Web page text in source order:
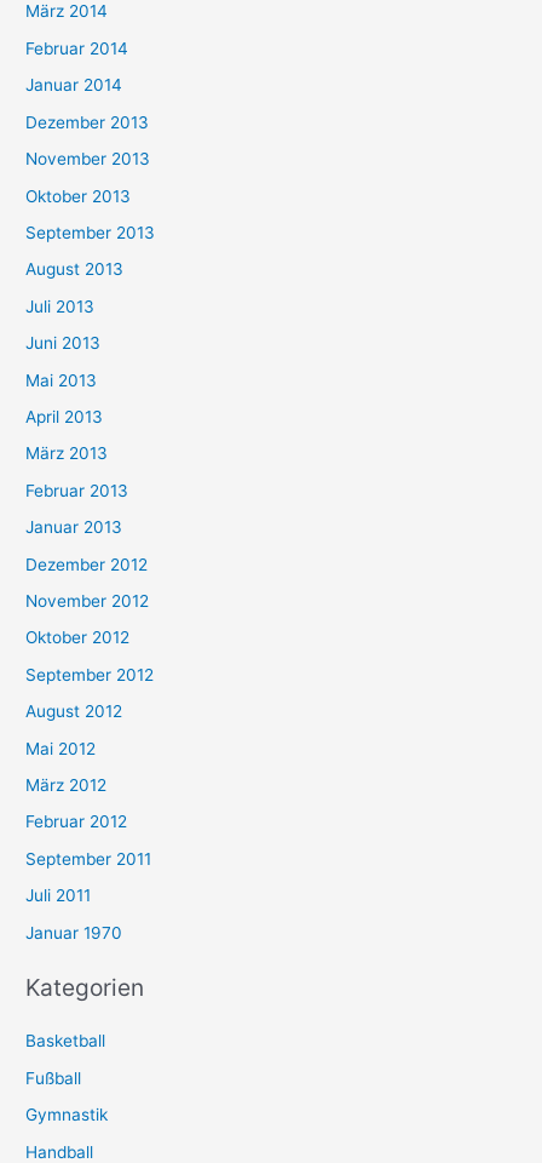
März 2014
Februar 2014
Januar 2014
Dezember 2013
November 2013
Oktober 2013
September 2013
August 2013
Juli 2013
Juni 2013
Mai 2013
April 2013
März 2013
Februar 2013
Januar 2013
Dezember 2012
November 2012
Oktober 2012
September 2012
August 2012
Mai 2012
März 2012
Februar 2012
September 2011
Juli 2011
Januar 1970
Kategorien
Basketball
Fußball
Gymnastik
Handball